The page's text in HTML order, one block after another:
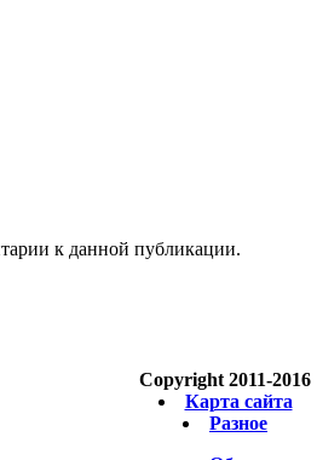
к данной публикации.
Copyright 2011-2016
Карта сайта
Разное